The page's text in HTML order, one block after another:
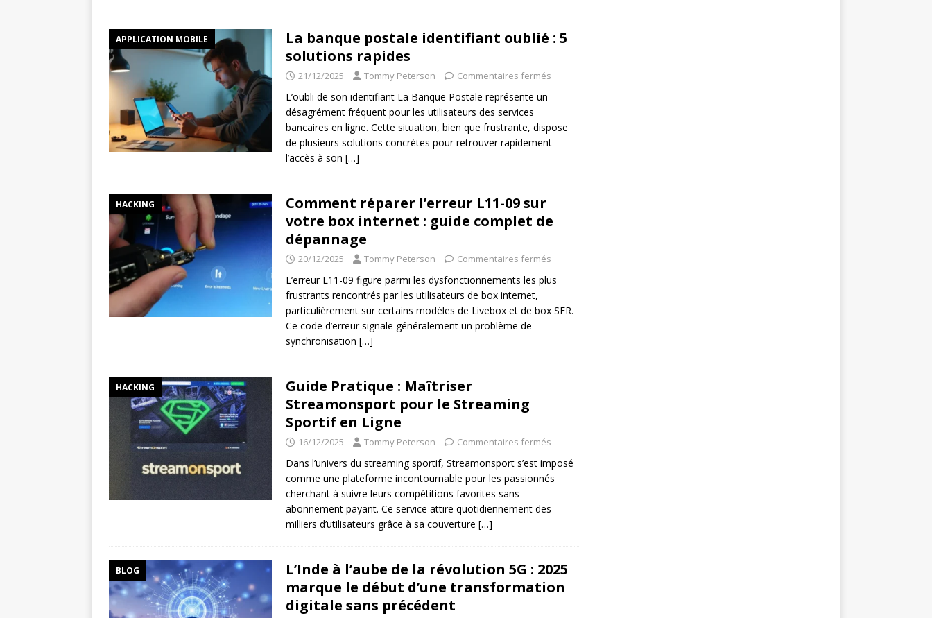
APPLICATION MOBILE
La banque postale identifiant oublié : 5
solutions rapides
21/12/2025 Tommy Peterson Commentaires fermés
L’oubli de son identifiant La Banque Postale représente un
désagrément fréquent pour les utilisateurs des services
bancaires en ligne. Cette situation, bien que frustrante, dispose
de plusieurs solutions concrètes pour retrouver rapidement
l’accès à son […]
HACKING
Comment réparer l’erreur L11-09 sur
votre box internet : guide complet de
dépannage
20/12/2025 Tommy Peterson Commentaires fermés
L’erreur L11-09 figure parmi les dysfonctionnements les plus
frustrants rencontrés par les utilisateurs de box internet,
particulièrement sur certains modèles de Livebox et de box SFR.
Ce code d’erreur signale généralement un problème de
synchronisation […]
HACKING
Guide Pratique : Maîtriser
Streamonsport pour le Streaming
Sportif en Ligne
16/12/2025 Tommy Peterson Commentaires fermés
Dans l’univers du streaming sportif, Streamonsport s’est imposé
comme une plateforme incontournable pour les passionnés
cherchant à suivre leurs compétitions favorites sans
abonnement payant. Ce service attire quotidiennement des
milliers d’utilisateurs grâce à sa couverture […]
BLOG
L’Inde à l’aube de la révolution 5G : 2025
marque le début d’une transformation
digitale sans précédent